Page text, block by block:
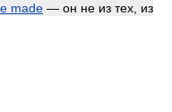
made — он не из тех, из